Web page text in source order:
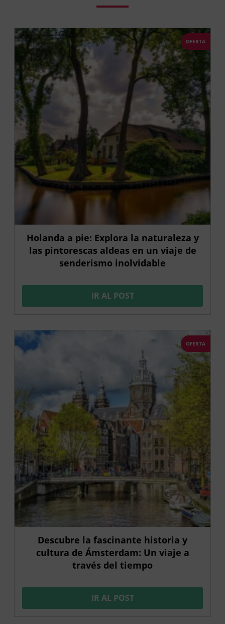
OFERTA
Holanda a pie: Explora la naturaleza y
las pintorescas aldeas en un viaje de
senderismo inolvidable
IR AL POST
OFERTA
Descubre la fascinante historia y
cultura de Ámsterdam: Un viaje a
través del tiempo
IR AL POST